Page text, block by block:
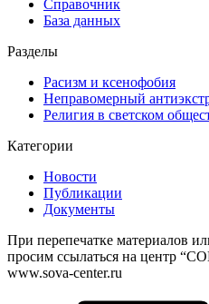
Справочник
База данных
Разделы
Расизм и ксенофобия
Неправомерный
Религия в светском
Категории
Новости
Публикации
Документы
При перепечатке материалов
просим ссылаться на центр
www.sova-center.ru